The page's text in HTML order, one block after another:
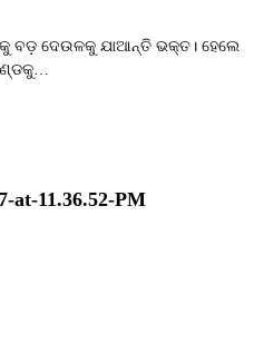
ବଡ଼ ଦେଉଳକୁ ଯାଆନ୍ତି ଭକ୍ତ। ହେଲେ
at-11.36.52-PM